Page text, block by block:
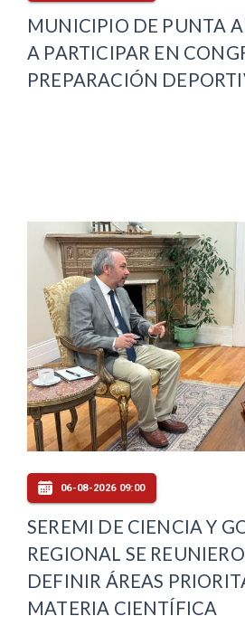
MUNICIPIO DE PUNTA
A PARTICIPAR EN
PREPARACIÓN
06-08-2026 09:00
SEREMI DE CIENCIA Y
REGIONAL SE
DEFINIR ÁREAS
MATERIA CIENTÍFICA